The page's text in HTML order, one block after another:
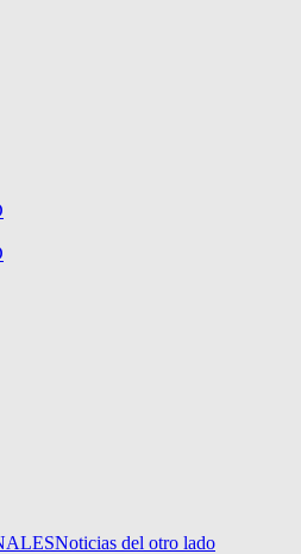
Noticias del otro lado